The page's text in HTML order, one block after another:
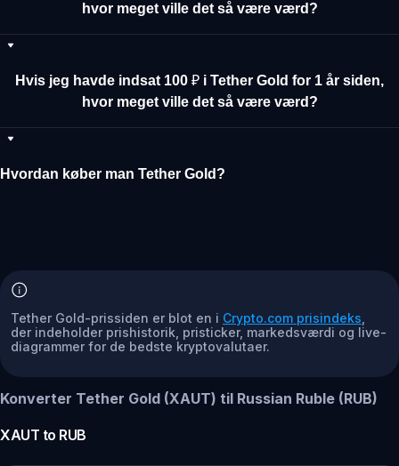
hvor meget ville det så være værd?
Hvis jeg havde indsat 100 ₽ i Tether Gold for 1 år siden,
hvor meget ville det så være værd?
Hvordan køber man Tether Gold?
Tether Gold-prissiden er blot en i Crypto.com prisindeks
der indeholder prishistorik, pristicker, markedsværdi og live-
diagrammer for de bedste kryptovalutaer.
Konverter Tether Gold (XAUT) til Russian Ruble (RUB)
XAUT to RUB